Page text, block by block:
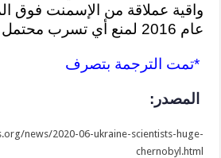
واقية عملاقة من الإسمنت فوق
عام 2016 لمنع أي تسرب محتمل للإشعاعات
*تمت الترجمة بتصرف
المصدر:
news/2020-06-ukraine-scientists-huge-
chernobyl.html